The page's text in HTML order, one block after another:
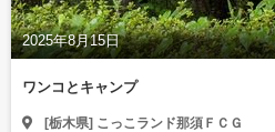
2025年8月15日
ワンコとキャンプ
[栃木県] こっこランド那須ＦＣＧ